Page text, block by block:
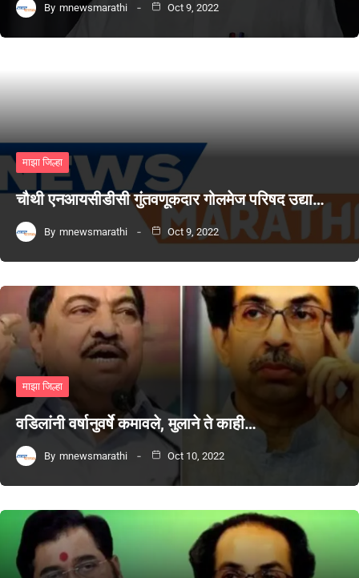
By mnewsmarathi Oct 9, 2022
माझा जिल्हा
चौथी एनआयसीडीसी गुंतवणूकदार गोलमेज परिषद उद्या…
By mnewsmarathi Oct 9, 2022
माझा जिल्हा
वडिलांनी वर्षानुवर्षे कमावले, मुलाने ते काही…
By mnewsmarathi Oct 10, 2022